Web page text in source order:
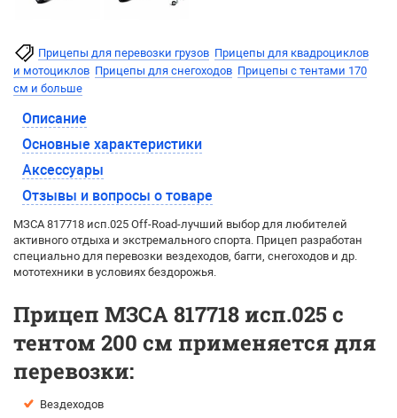
Прицепы для перевозки грузов Прицепы для квадроциклов
и мотоциклов Прицепы для снегоходов Прицепы с тентами 170
см и больше
Описание
Основные характеристики
Аксессуары
Отзывы и вопросы о товаре
МЗСА 817718 исп.025 Off-Road-лучший выбор для любителей
активного отдыха и экстремального спорта. Прицеп разработан
специально для перевозки вездеходов, багги, снегоходов и др.
мототехники в условиях бездорожья.
Прицеп МЗСА 817718 исп.025 с
тентом 200 см применяется для
перевозки:
Вездеходов